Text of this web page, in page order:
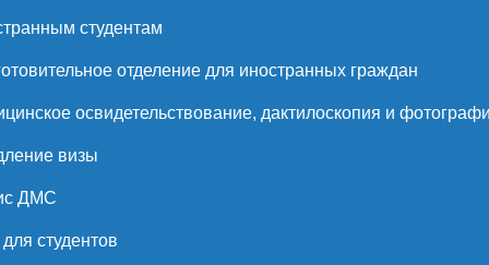
студентам
отделение для иностранных граждан
освидетельствование, дактилоскопия и
визы
ДМС
студентов